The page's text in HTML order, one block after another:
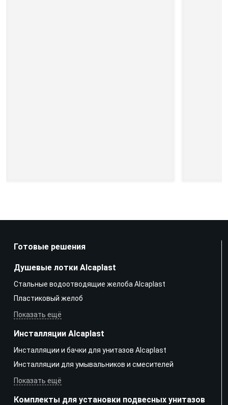
Готовые решения
Душевые лотки Alcaplast
Стальные водоотводящие желоба Alcaplast
Пластиковый желоб
Показать ещё
Инсталляции Alcaplast
Инсталляции и бачки для унитазов Alcaplast
Инсталляции для умывальников и смесителей
Показать ещё
Комплекты для установки подвесных унитазов